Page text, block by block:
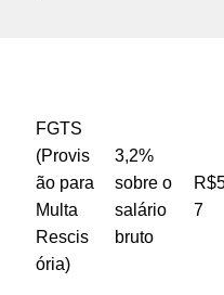
FGTS
(Provis
ão para
Multa
Rescis
ória)
3,2%
sobre o
salário
bruto
7